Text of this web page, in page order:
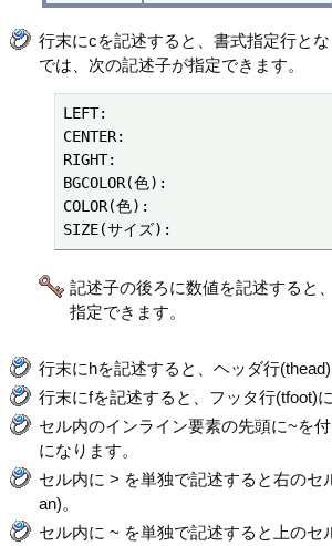
行末にcを記述すると、書式指定行と
では、次の記述子が指定できます。
LEFT:
CENTER:
RIGHT:
BGCOLOR(色):
COLOR(色):
SIZE(サイズ):
記述子の後ろに数値を記述すると
指定できます。
行末にhを記述すると、ヘッダ行(thead)
行末にfを記述すると、フッタ行(tfoot)に
セル内のインライン要素の先頭に~を
になります。
セル内に > を単独で記述すると右のセ
an)。
セル内に ~ を単独で記述すると上のセ